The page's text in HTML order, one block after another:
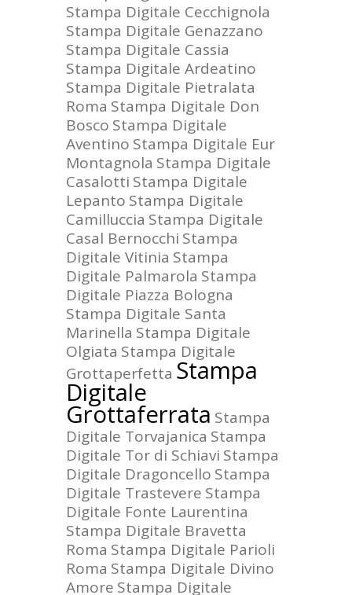
Stampa Digitale Cecchignola
Stampa Digitale Genazzano
Stampa Digitale Cassia
Stampa Digitale Ardeatino
Stampa Digitale Pietralata
Roma Stampa Digitale Don
Bosco Stampa Digitale
Aventino Stampa Digitale Eur
Montagnola Stampa Digitale
Casalotti Stampa Digitale
Lepanto Stampa Digitale
Camilluccia Stampa Digitale
Casal Bernocchi Stampa
Digitale Vitinia Stampa
Digitale Palmarola Stampa
Digitale Piazza Bologna
Stampa Digitale Santa
Marinella Stampa Digitale
Olgiata Stampa Digitale
Grottaperfetta Stampa
Digitale
Grottaferrata Stampa
Digitale Torvajanica Stampa
Digitale Tor di Schiavi Stampa
Digitale Dragoncello Stampa
Digitale Trastevere Stampa
Digitale Fonte Laurentina
Stampa Digitale Bravetta
Roma Stampa Digitale Parioli
Roma Stampa Digitale Divino
Amore Stampa Digitale